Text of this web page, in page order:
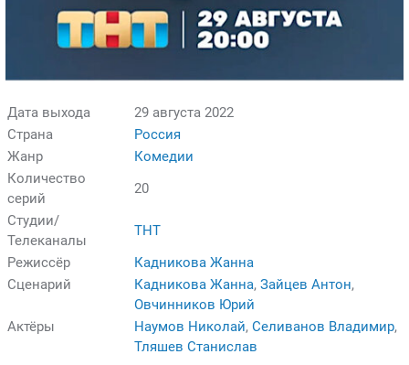
Дата выхода
29 августа 2022
Страна
Россия
Жанр
Комедии
Количество
серий
20
Студии/
Телеканалы
ТНТ
Режиссёр
Кадникова Жанна
Сценарий
Кадникова Жанна, Зайцев Антон,
Овчинников Юрий
Актёры
Наумов Николай, Селиванов Владимир,
Тляшев Станислав